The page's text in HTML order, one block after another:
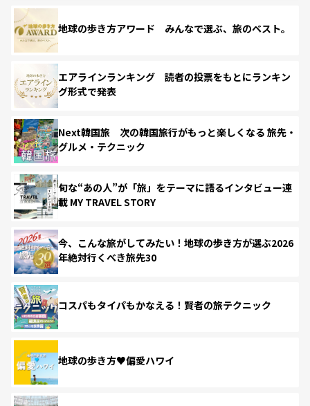
地球の歩き方アワード みんなで選ぶ、旅のベスト。
エアラインランキング 読者の投票をもとにランキン
グ形式で発表
Next韓国旅 次の韓国旅行がもっと楽しくなる 旅先・
グルメ・テクニック
旬な“あの人”が「旅」をテーマに語るインタビュー連
載 MY TRAVEL STORY
今、こんな旅がしてみたい！地球の歩き方が選ぶ2026
年絶対行くべき旅先30
コスパもタイパもかなえる！賢者の旅テクニック
地球の歩き方♥偏愛ハワイ